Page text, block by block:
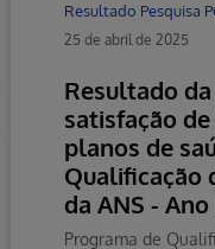
Resultado Pesquisa
25 de abril de 2025
Resultado
satisfação
planos de
Qualificação
da ANS -